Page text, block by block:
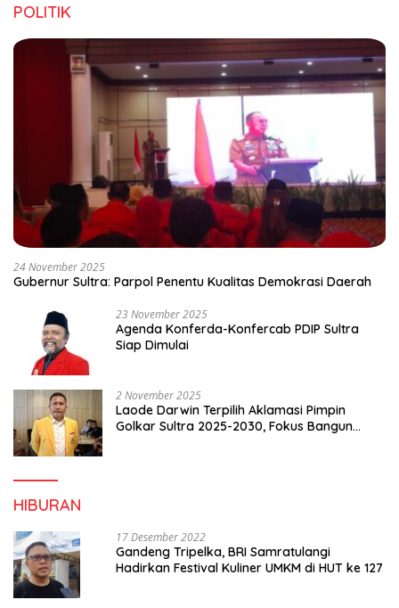
POLITIK
24 November 2025
Gubernur Sultra: Parpol Penentu Kualitas Demokrasi Daerah
23 November 2025
Agenda Konferda-Konfercab PDIP Sultra
Siap Dimulai
2 November 2025
Laode Darwin Terpilih Aklamasi Pimpin
Golkar Sultra 2025-2030, Fokus Bangun
HIBURAN
17 Desember 2022
Gandeng Tripelka, BRI Samratulangi
Hadirkan Festival Kuliner UMKM di HUT ke 127